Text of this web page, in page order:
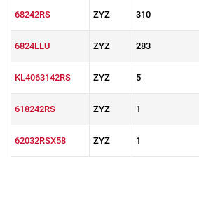
68242RS ZYZ 310
6824LLU ZYZ 283
KL4063142RS ZYZ 5
618242RS ZYZ 1
62032RSX58 ZYZ 1